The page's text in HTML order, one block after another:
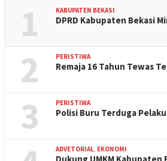
1 KABUPATEN BEKASI
DPRD Kabupaten Bekasi
2 PERISTIWA
Remaja 16 Tahun Tewas
3 PERISTIWA
Polisi Buru Terduga
ADVETORIAL, EKONOMI